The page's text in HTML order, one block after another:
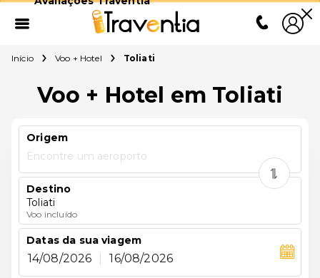
Início Voo + Hotel Toliati
Voo + Hotel em Toliati
Origem
Encontre um aeroporto
Destino
Toliati
Voo incluído
Datas da sua viagem
14/08/2026 16/08/2026